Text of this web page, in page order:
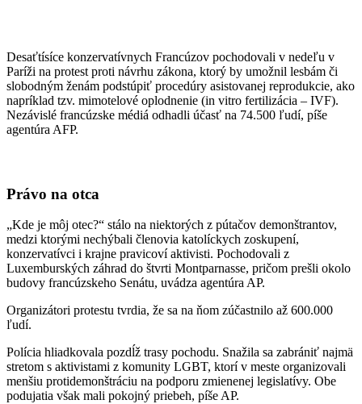
Desaťtísíce konzervatívnych Francúzov pochodovali v nedeľu v
Paríži na protest proti návrhu zákona, ktorý by umožnil lesbám či
slobodným ženám podstúpiť procedúry asistovanej reprodukcie, ako
napríklad tzv. mimotelové oplodnenie (in vitro fertilizácia – IVF).
Nezávislé francúzske médiá odhadli účasť na 74.500 ľudí, píše
agentúra AFP.
Právo na otca
„Kde je môj otec?“ stálo na niektorých z pútačov demonštrantov,
medzi ktorými nechýbali členovia katolíckych zoskupení,
konzervatívci i krajne pravicoví aktivisti. Pochodovali z
Luxemburských záhrad do štvrti Montparnasse, pričom prešli okolo
budovy francúzskeho Senátu, uvádza agentúra AP.
Organizátori protestu tvrdia, že sa na ňom zúčastnilo až 600.000
ľudí.
Polícia hliadkovala pozdĺž trasy pochodu. Snažila sa zabrániť najmä
stretom s aktivistami z komunity LGBT, ktorí v meste organizovali
menšiu protidemonštráciu na podporu zmienenej legislatívy. Obe
podujatia však mali pokojný priebeh, píše AP.